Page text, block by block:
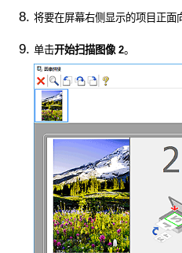
将要在屏幕右侧显示的项目正面
单击开始扫描图像 2。